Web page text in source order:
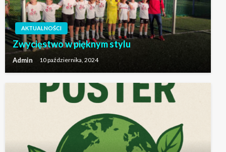
AKTUALNOŚCI
Zwycięstwo w pięknym stylu
Admin 10 października, 2024